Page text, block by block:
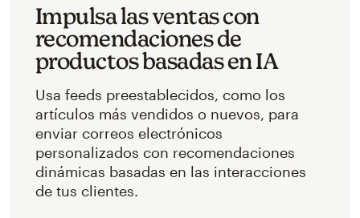
Impulsa las ventas con
recomendaciones de
productos basadas en IA
Usa feeds preestablecidos, como los
artículos más vendidos o nuevos, para
enviar correos electrónicos
personalizados con recomendaciones
dinámicas basadas en las interacciones
de tus clientes.